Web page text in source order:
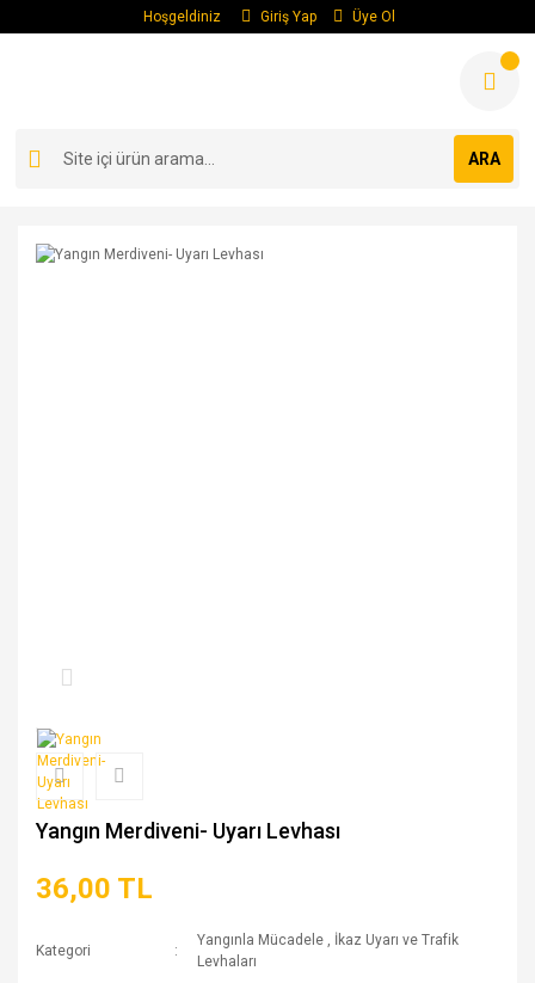
Hoşgeldiniz Giriş Yap Üye Ol
ARA
Yangın Merdiveni- Uyarı Levhası
36,00 TL
Kategori
Yangınla Mücadele , İkaz Uyarı ve Trafik
Levhaları